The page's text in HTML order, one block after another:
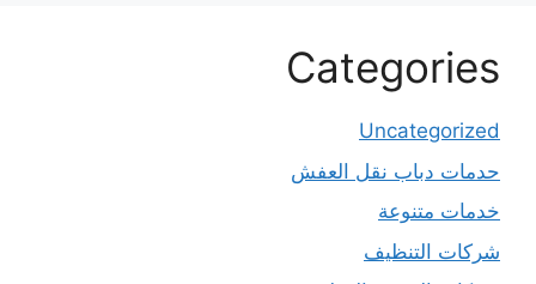
Categories
Uncategorized
حدمات دباب نقل العفش
خدمات متنوعة
شركات التنظيف